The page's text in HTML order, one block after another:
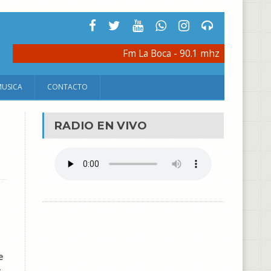
Fm La Boca - 90.1 mhz
CONTACTO
RADIO EN VIVO